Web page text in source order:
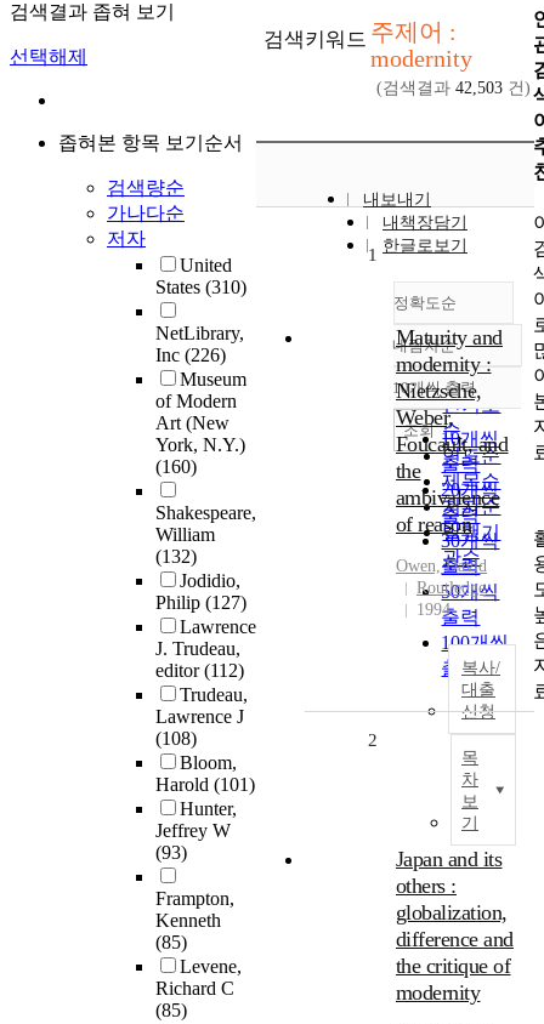
검색결과 좁혀 보기
선택해제
좁혀본 항목 보기순서
검색량순
가나다순
저자
United
States (310)
NetLibrary,
Inc (226)
Museum
of Modern
Art (New
York, N.Y.)
(160)
Shakespeare,
William
(132)
Jodidio,
Philip (127)
Lawrence
J. Trudeau,
editor(112)
Trudeau,
Lawrence J
(108)
Bloom,
Harold (101)
Hunter,
Jeffrey W
(93)
Frampton,
Kenneth
(85)
Levene,
Richard C
(85)
검색키워드 주제어 :
modernity
(검색결과 42,503 건)
내보내기
내책장담기
한글로보기
정확도순
정확도
순
인기도
순
연도순
제목순
저자순
발행기
관순
내림차순
내림차순
10개씩 출력
10개씩
출력
20개씩
출력
30개씩
출력
50개씩
출력
100개씩
출력
조회
1
Maturity and
modernity :
Nietzsche,
Weber,
Foucault, and
the
ambivalence
of reason
Owen, David
Routledge
1994
복사/
대출
신청
목
차
보
기
2
Japan and its
others :
globalization,
difference and
the critique of
modernity